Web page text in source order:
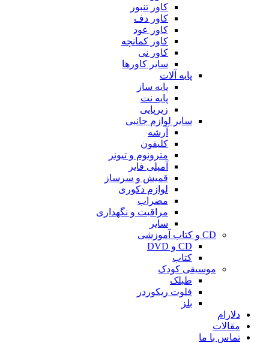
کاور تنبور
کاور دف
کاور عود
کاور کمانچه
کاور نی
سایر کاورها
پایه آلات
پایه ساز
پایه نت
زیرپایی
سایر لوازم جانبی
آرشه
کلیفون
مترونوم و تیونر
آمپلی فایر
قمیش و سرساز
لوازم دکوری
مضراب
مراقبت و نگهداری
سایر
CD و کتاب آموزشی
CD و DVD
کتاب
موسیقی کودک
طبلک
فلوت ریکوردر
بلز
دلارام
مقالات
تماس با ما